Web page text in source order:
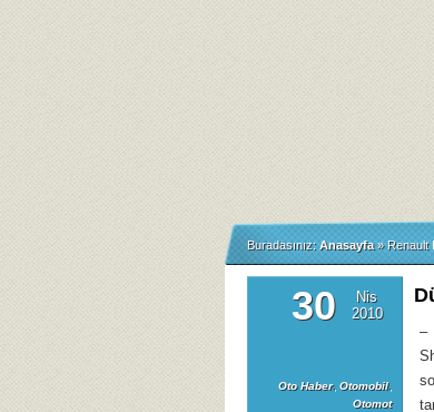
Buradasınız: Anasayfa » Renault
30
Nis
2010
Oto Haber, Otomobil,
Otomot
–